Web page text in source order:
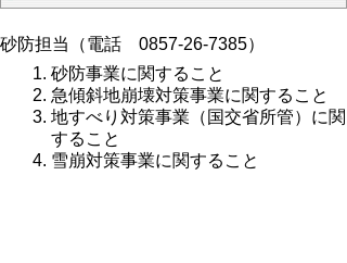
砂防担当（電話 0857-26-7385）
砂防事業に関すること
急傾斜地崩壊対策事業に関すること
地すべり対策事業（国交省所管）に関
すること
雪崩対策事業に関すること